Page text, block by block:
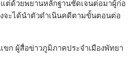
ต่ด้วยพยานหลักฐานชัดเจนต่อมาผู้ก่อ
จะได้นำตัวดำเนินคดีตามขั้นตอนต่อ
ก​ ผู้สื่อข่าวภูมิภาค​ประจำเมืองพัทยา​